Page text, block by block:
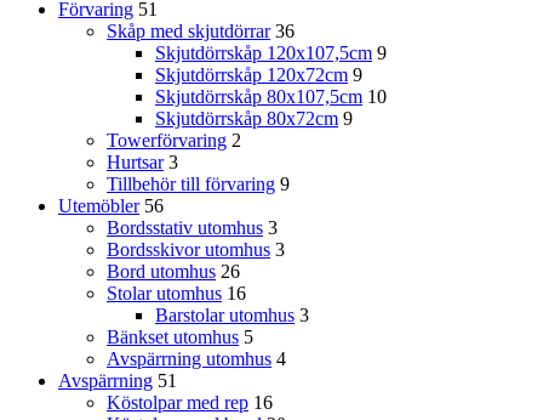
Förvaring 51
Skåp med skjutdörrar 36
Skjutdörrskåp 120x107,5cm 9
Skjutdörrskåp 120x72cm 9
Skjutdörrskåp 80x107,5cm 10
Skjutdörrskåp 80x72cm 9
Towerförvaring 2
Hurtsar 3
Tillbehör till förvaring 9
Utemöbler 56
Bordsstativ utomhus 3
Bordsskivor utomhus 3
Bord utomhus 26
Stolar utomhus 16
Barstolar utomhus 3
Bänkset utomhus 5
Avspärrning utomhus 4
Avspärrning 51
Köstolpar med rep 16